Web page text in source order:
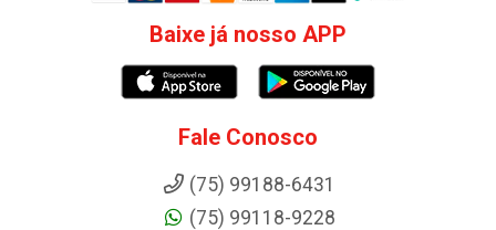
Baixe já nosso APP
Fale Conosco
(75) 99188-6431
(75) 99118-9228